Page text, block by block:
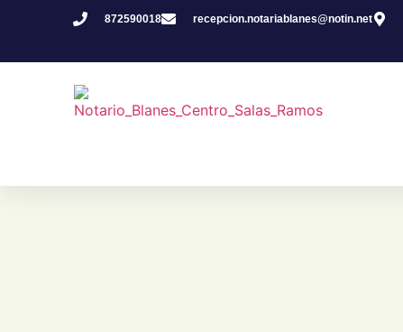
872590018 recepcion.notariablanes@notin.net